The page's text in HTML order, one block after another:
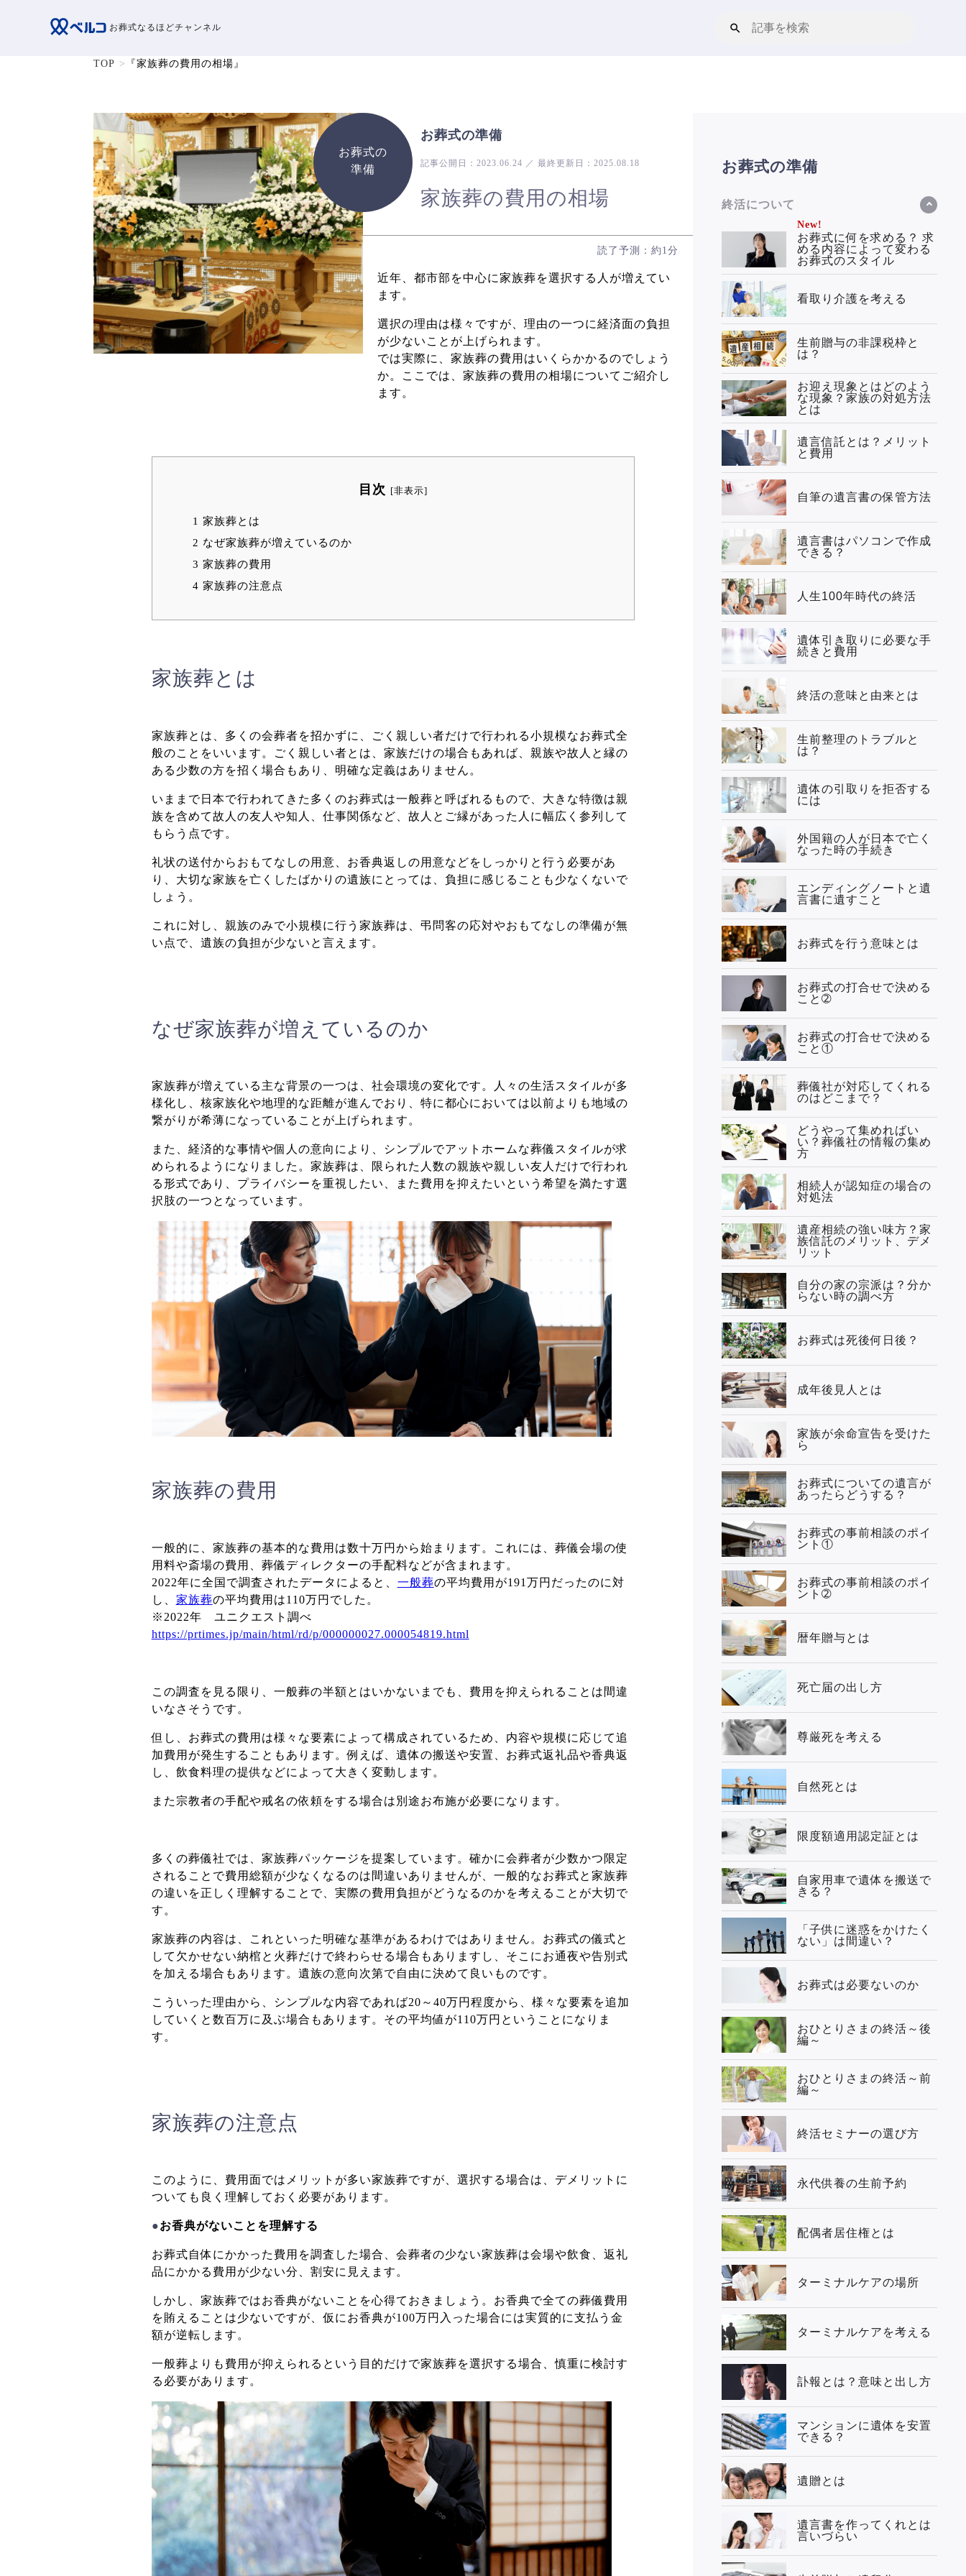
お葬式なるほどチャンネル
TOP 『家族葬の費用の相場』
お葬式の
準備
お葬式の準備
記事公開日：2023.06.24 ／ 最終更新日：2025.08.18
家族葬の費用の相場
読了予測：約1分
近年、都市部を中心に家族葬を選択する人が増えてい
ます。
選択の理由は様々ですが、理由の一つに経済面の負担
が少ないことが上げられます。
では実際に、家族葬の費用はいくらかかるのでしょう
か。ここでは、家族葬の費用の相場についてご紹介し
ます。
目次 [非表示]
1 家族葬とは
2 なぜ家族葬が増えているのか
3 家族葬の費用
4 家族葬の注意点
家族葬とは
家族葬とは、多くの会葬者を招かずに、ごく親しい者だけで行われる小規模なお葬式全
般のことをいいます。ごく親しい者とは、家族だけの場合もあれば、親族や故人と縁の
ある少数の方を招く場合もあり、明確な定義はありません。
いままで日本で行われてきた多くのお葬式は一般葬と呼ばれるもので、大きな特徴は親
族を含めて故人の友人や知人、仕事関係など、故人とご縁があった人に幅広く参列して
もらう点です。
礼状の送付からおもてなしの用意、お香典返しの用意などをしっかりと行う必要があ
り、大切な家族を亡くしたばかりの遺族にとっては、負担に感じることも少なくないで
しょう。
これに対し、親族のみで小規模に行う家族葬は、弔問客の応対やおもてなしの準備が無
い点で、遺族の負担が少ないと言えます。
なぜ家族葬が増えているのか
家族葬が増えている主な背景の一つは、社会環境の変化です。人々の生活スタイルが多
様化し、核家族化や地理的な距離が進んでおり、特に都心においては以前よりも地域の
繋がりが希薄になっていることが上げられます。
また、経済的な事情や個人の意向により、シンプルでアットホームな葬儀スタイルが求
められるようになりました。家族葬は、限られた人数の親族や親しい友人だけで行われ
る形式であり、プライバシーを重視したい、また費用を抑えたいという希望を満たす選
択肢の一つとなっています。
家族葬の費用
一般的に、家族葬の基本的な費用は数十万円から始まります。これには、葬儀会場の使
用料や斎場の費用、葬儀ディレクターの手配料などが含まれます。
2022年に全国で調査されたデータによると、 一般葬の平均費用が191万円だったのに対
し、 家族葬の平均費用は110万円でした。
※2022年 ユニクエスト調べ
https://prtimes.jp/main/html/rd/p/000000027.000054819.html
この調査を見る限り、一般葬の半額とはいかないまでも、費用を抑えられることは間違
いなさそうです。
但し、お葬式の費用は様々な要素によって構成されているため、内容や規模に応じて追
加費用が発生することもあります。例えば、遺体の搬送や安置、お葬式返礼品や香典返
し、飲食料理の提供などによって大きく変動します。
また宗教者の手配や戒名の依頼をする場合は別途お布施が必要になります。
多くの葬儀社では、家族葬パッケージを提案しています。確かに会葬者が少数かつ限定
されることで費用総額が少なくなるのは間違いありませんが、一般的なお葬式と家族葬
の違いを正しく理解することで、実際の費用負担がどうなるのかを考えることが大切で
す。
家族葬の内容は、これといった明確な基準があるわけではありません。お葬式の儀式と
して欠かせない納棺と火葬だけで終わらせる場合もありますし、そこにお通夜や告別式
を加える場合もあります。遺族の意向次第で自由に決めて良いものです。
こういった理由から、シンプルな内容であれば20～40万円程度から、様々な要素を追加
していくと数百万に及ぶ場合もあります。その平均値が110万円ということになりま
す。
家族葬の注意点
このように、費用面ではメリットが多い家族葬ですが、選択する場合は、デメリットに
ついても良く理解しておく必要があります。
●お香典がないことを理解する
お葬式自体にかかった費用を調査した場合、会葬者の少ない家族葬は会場や飲食、返礼
品にかかる費用が少ない分、割安に見えます。
しかし、家族葬ではお香典がないことを心得ておきましょう。お香典で全ての葬儀費用
を賄えることは少ないですが、仮にお香典が100万円入った場合には実質的に支払う金
額が逆転します。
一般葬よりも費用が抑えられるという目的だけで家族葬を選択する場合、慎重に検討す
る必要があります。
お葬式の準備
終活について
New!
お葬式に何を求める？ 求
める内容によって変わる
お葬式のスタイル
看取り介護を考える
生前贈与の非課税枠と
は？
お迎え現象とはどのよう
な現象？家族の対処方法
とは
遺言信託とは？メリット
と費用
自筆の遺言書の保管方法
遺言書はパソコンで作成
できる？
人生100年時代の終活
遺体引き取りに必要な手
続きと費用
終活の意味と由来とは
生前整理のトラブルと
は？
遺体の引取りを拒否する
には
外国籍の人が日本で亡く
なった時の手続き
エンディングノートと遺
言書に遺すこと
お葬式を行う意味とは
お葬式の打合せで決める
こと➁
お葬式の打合せで決める
こと①
葬儀社が対応してくれる
のはどこまで？
どうやって集めればい
い？葬儀社の情報の集め
方
相続人が認知症の場合の
対処法
遺産相続の強い味方？家
族信託のメリット、デメ
リット
自分の家の宗派は？分か
らない時の調べ方
お葬式は死後何日後？
成年後見人とは
家族が余命宣告を受けた
ら
お葬式についての遺言が
あったらどうする？
お葬式の事前相談のポイ
ント①
お葬式の事前相談のポイ
ント➁
暦年贈与とは
死亡届の出し方
尊厳死を考える
自然死とは
限度額適用認定証とは
自家用車で遺体を搬送で
きる？
「子供に迷惑をかけたく
ない」は間違い？
お葬式は必要ないのか
おひとりさまの終活～後
編～
おひとりさまの終活～前
編～
終活セミナーの選び方
永代供養の生前予約
配偶者居住権とは
ターミナルケアの場所
ターミナルケアを考える
訃報とは？意味と出し方
マンションに遺体を安置
できる？
遺贈とは
遺言書を作ってくれとは
言いづらい